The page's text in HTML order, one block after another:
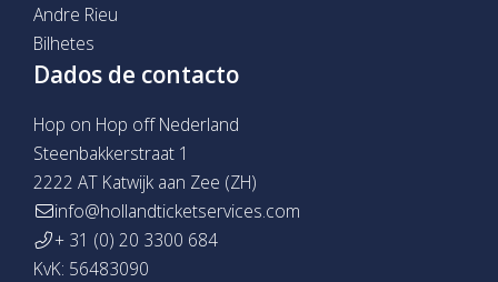
Andre Rieu
Bilhetes
Dados de contacto
Hop on Hop off Nederland
Steenbakkerstraat 1
2222 AT Katwijk aan Zee (ZH)
info@hollandticketservices.com
+ 31 (0) 20 3300 684
KvK: 56483090